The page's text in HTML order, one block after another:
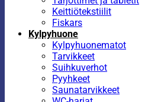
Keittiötekstiilit
Fiskars
Kylpyhuone
Kylpyhuonematot
Tarvikkeet
Suihkuverhot
Pyyhkeet
Saunatarvikkeet